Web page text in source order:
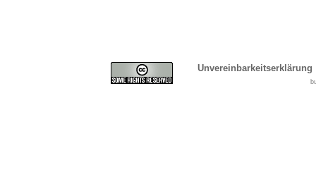
Unvereinbarkeitserklärung